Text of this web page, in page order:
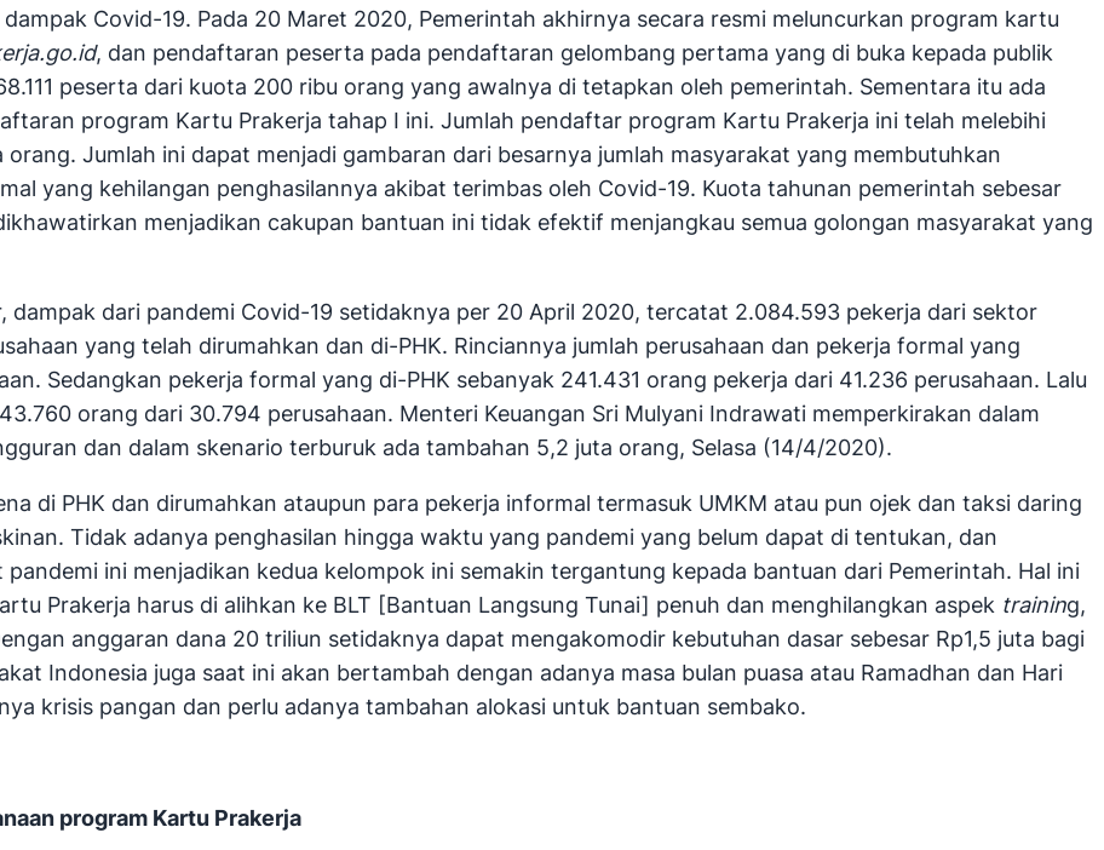
Covid-19. Pada 20 Maret 2020, Pemerintah akhirnya secara resmi meluncurkan program kartu
, dan pendaftaran peserta pada pendaftaran gelombang pertama yang di buka kepada publik
peserta dari kuota 200 ribu orang yang awalnya di tetapkan oleh pemerintah. Sementara itu ada
program Kartu Prakerja tahap I ini. Jumlah pendaftar program Kartu Prakerja ini telah melebihi
Jumlah ini dapat menjadi gambaran dari besarnya jumlah masyarakat yang membutuhkan
yang kehilangan penghasilannya akibat terimbas oleh Covid-19. Kuota tahunan pemerintah sebesar
menjadikan cakupan bantuan ini tidak efektif menjangkau semua golongan masyarakat yang
dampak dari pandemi Covid-19 setidaknya per 20 April 2020, tercatat 2.084.593 pekerja dari sektor
yang telah dirumahkan dan di-PHK. Rinciannya jumlah perusahaan dan pekerja formal yang
Sedangkan pekerja formal yang di-PHK sebanyak 241.431 orang pekerja dari 41.236 perusahaan. Lalu
orang dari 30.794 perusahaan. Menteri Keuangan Sri Mulyani Indrawati memperkirakan dalam
dan dalam skenario terburuk ada tambahan 5,2 juta orang, Selasa (14/4/2020).
di PHK dan dirumahkan ataupun para pekerja informal termasuk UMKM atau pun ojek dan taksi daring
Tidak adanya penghasilan hingga waktu yang pandemi yang belum dapat di tentukan, dan
ini menjadikan kedua kelompok ini semakin tergantung kepada bantuan dari Pemerintah. Hal ini
Prakerja harus di alihkan ke BLT [Bantuan Langsung Tunai] penuh dan menghilangkan aspek training,
anggaran dana 20 triliun setidaknya dapat mengakomodir kebutuhan dasar sebesar Rp1,5 juta bagi
Indonesia juga saat ini akan bertambah dengan adanya masa bulan puasa atau Ramadhan dan Hari
krisis pangan dan perlu adanya tambahan alokasi untuk bantuan sembako.
program Kartu Prakerja